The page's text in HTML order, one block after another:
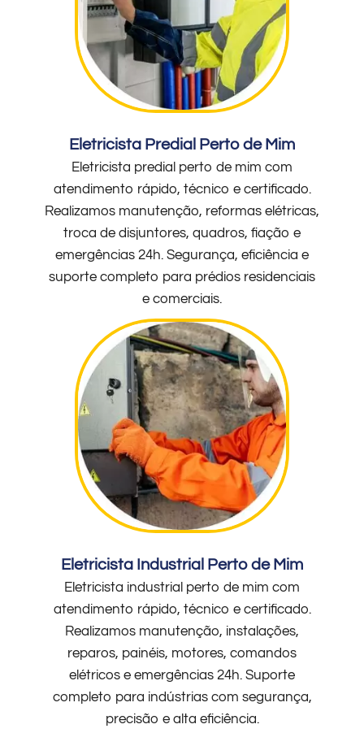
Eletricista Predial Perto de Mim
Eletricista predial perto de mim com
atendimento rápido, técnico e certificado.
Realizamos manutenção, reformas elétricas,
troca de disjuntores, quadros, fiação e
emergências 24h. Segurança, eficiência e
suporte completo para prédios residenciais
e comerciais.
Eletricista Industrial Perto de Mim
Eletricista industrial perto de mim com
atendimento rápido, técnico e certificado.
Realizamos manutenção, instalações,
reparos, painéis, motores, comandos
elétricos e emergências 24h. Suporte
completo para indústrias com segurança,
precisão e alta eficiência.